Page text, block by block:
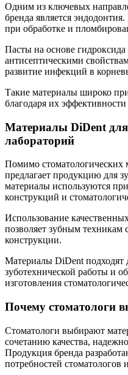
Одним из ключевых
бренда является
при обработке и
Пасты на основе
антисептическими
развитие инфекций в
Такие материалы широко
благодаря их
Материалы DiDent для
лабораторий
Помимо стоматологических
предлагает продукцию для
материалы используются
конструкций и
Использование
позволяет зубным техникам
конструкции.
Материалы DiDent подходят
зуботехнической работы и
изготовления
Почему стоматологи
Стоматологи выбирают
сочетанию качества,
Продукция бренда
потребностей стоматологов